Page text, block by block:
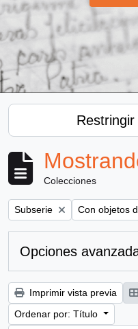
Colecciones
Remove filter:
Subserie Remove filter:
Con objetos
Opciones
Imprimir vista previa
Ordenar por: Título